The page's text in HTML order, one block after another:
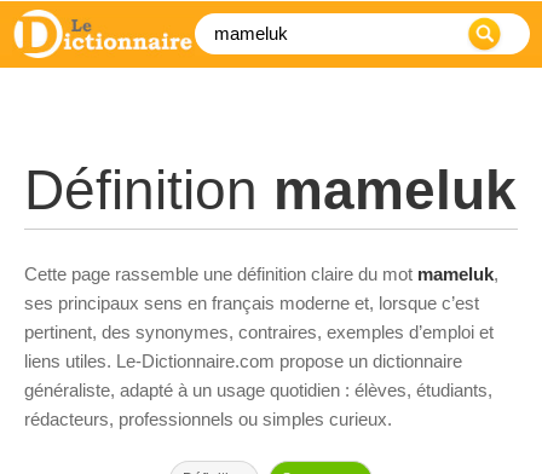
Définition mameluk
Cette page rassemble une définition claire du mot mameluk,
ses principaux sens en français moderne et, lorsque c’est
pertinent, des synonymes, contraires, exemples d’emploi et
liens utiles. Le-Dictionnaire.com propose un dictionnaire
généraliste, adapté à un usage quotidien : élèves, étudiants,
rédacteurs, professionnels ou simples curieux.